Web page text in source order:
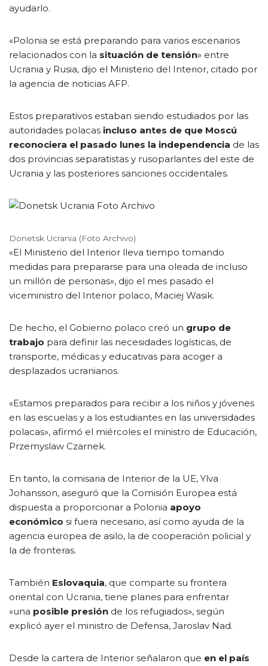
ayudarlo.
«Polonia se está preparando para varios escenarios
relacionados con la situación de tensión» entre
Ucrania y Rusia, dijo el Ministerio del Interior, citado por
la agencia de noticias AFP.
Estos preparativos estaban siendo estudiados por las
autoridades polacas incluso antes de que Moscú
reconociera el pasado lunes la independencia de las
dos provincias separatistas y rusoparlantes del este de
Ucrania y las posteriores sanciones occidentales.
Donetsk Ucrania (Foto Archivo)
«El Ministerio del Interior lleva tiempo tomando
medidas para prepararse para una oleada de incluso
un millón de personas», dijo el mes pasado el
viceministro del Interior polaco, Maciej Wasik.
De hecho, el Gobierno polaco creó un grupo de
trabajo para definir las necesidades logísticas, de
transporte, médicas y educativas para acoger a
desplazados ucranianos.
«Estamos preparados para recibir a los niños y jóvenes
en las escuelas y a los estudiantes en las universidades
polacas», afirmó el miércoles el ministro de Educación,
Przemyslaw Czarnek.
En tanto, la comisaria de Interior de la UE, Ylva
Johansson, aseguró que la Comisión Europea está
dispuesta a proporcionar a Polonia apoyo
económico si fuera necesario, así como ayuda de la
agencia europea de asilo, la de cooperación policial y
la de fronteras.
También Eslovaquia, que comparte su frontera
oriental con Ucrania, tiene planes para enfrentar
«una posible presión de los refugiados», según
explicó ayer el ministro de Defensa, Jaroslav Nad.
Desde la cartera de Interior señalaron que en el país